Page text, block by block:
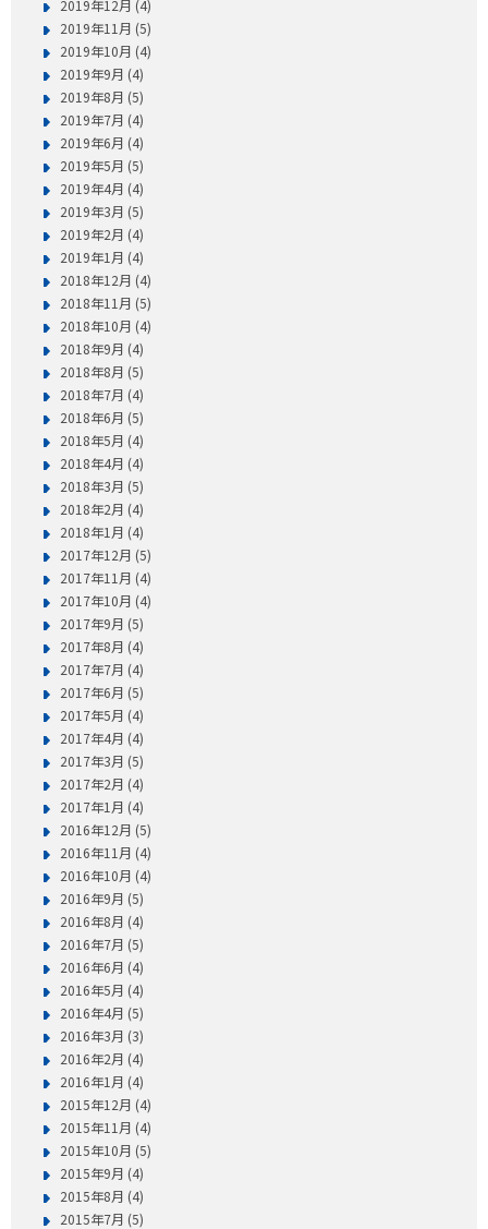
2019年12月 (4)
2019年11月 (5)
2019年10月 (4)
2019年9月 (4)
2019年8月 (5)
2019年7月 (4)
2019年6月 (4)
2019年5月 (5)
2019年4月 (4)
2019年3月 (5)
2019年2月 (4)
2019年1月 (4)
2018年12月 (4)
2018年11月 (5)
2018年10月 (4)
2018年9月 (4)
2018年8月 (5)
2018年7月 (4)
2018年6月 (5)
2018年5月 (4)
2018年4月 (4)
2018年3月 (5)
2018年2月 (4)
2018年1月 (4)
2017年12月 (5)
2017年11月 (4)
2017年10月 (4)
2017年9月 (5)
2017年8月 (4)
2017年7月 (4)
2017年6月 (5)
2017年5月 (4)
2017年4月 (4)
2017年3月 (5)
2017年2月 (4)
2017年1月 (4)
2016年12月 (5)
2016年11月 (4)
2016年10月 (4)
2016年9月 (5)
2016年8月 (4)
2016年7月 (5)
2016年6月 (4)
2016年5月 (4)
2016年4月 (5)
2016年3月 (3)
2016年2月 (4)
2016年1月 (4)
2015年12月 (4)
2015年11月 (4)
2015年10月 (5)
2015年9月 (4)
2015年8月 (4)
2015年7月 (5)